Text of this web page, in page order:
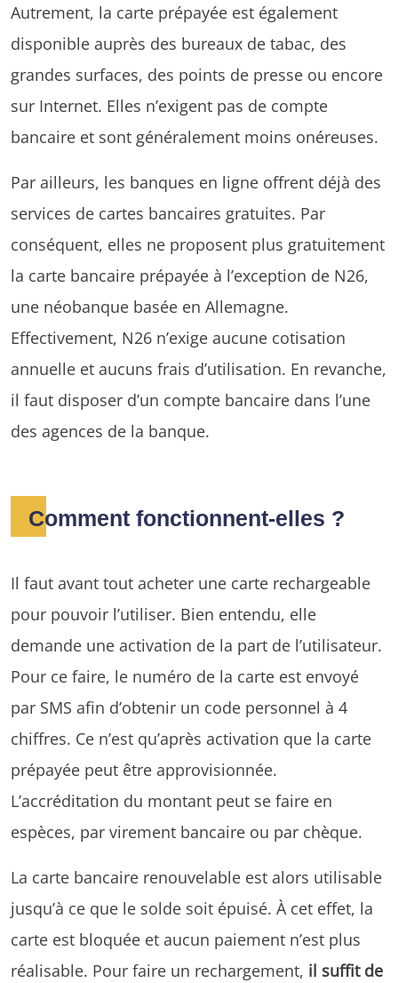
Autrement, la carte prépayée est également
disponible auprès des bureaux de tabac, des
grandes surfaces, des points de presse ou encore
sur Internet. Elles n’exigent pas de compte
bancaire et sont généralement moins onéreuses.
Par ailleurs, les banques en ligne offrent déjà des
services de cartes bancaires gratuites. Par
conséquent, elles ne proposent plus gratuitement
la carte bancaire prépayée à l’exception de N26,
une néobanque basée en Allemagne.
Effectivement, N26 n’exige aucune cotisation
annuelle et aucuns frais d’utilisation. En revanche,
il faut disposer d’un compte bancaire dans l’une
des agences de la banque.
Comment fonctionnent-elles ?
Il faut avant tout acheter une carte rechargeable
pour pouvoir l’utiliser. Bien entendu, elle
demande une activation de la part de l’utilisateur.
Pour ce faire, le numéro de la carte est envoyé
par SMS afin d’obtenir un code personnel à 4
chiffres. Ce n’est qu’après activation que la carte
prépayée peut être approvisionnée.
L’accréditation du montant peut se faire en
espèces, par virement bancaire ou par chèque.
La carte bancaire renouvelable est alors utilisable
jusqu’à ce que le solde soit épuisé. À cet effet, la
carte est bloquée et aucun paiement n’est plus
réalisable. Pour faire un rechargement, il suffit de